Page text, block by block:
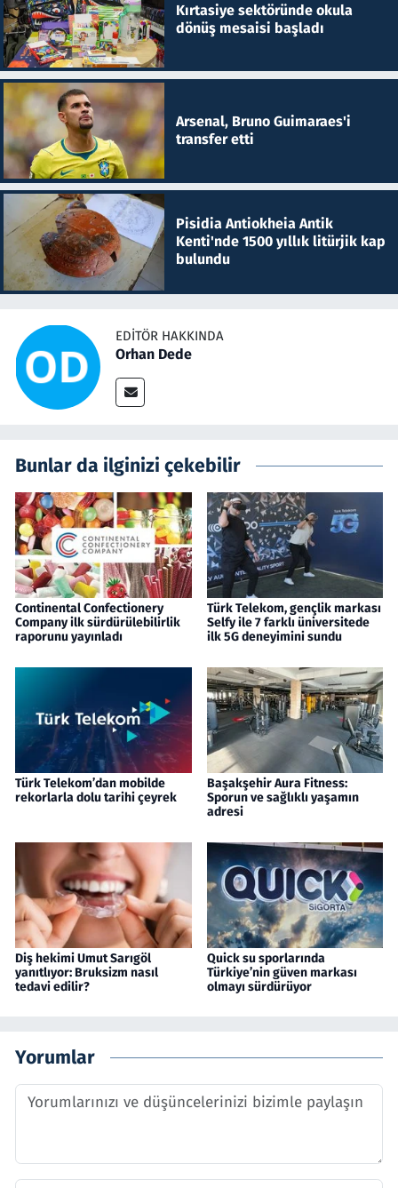
Kırtasiye sektöründe okula
dönüş mesaisi başladı
Arsenal, Bruno Guimaraes'i
transfer etti
Pisidia Antiokheia Antik
Kenti'nde 1500 yıllık litürjik kap
bulundu
EDITÖR HAKKINDA
Orhan Dede
Bunlar da ilginizi çekebilir
Continental Confectionery
Company ilk sürdürülebilirlik
raporunu yayınladı
Türk Telekom, gençlik markası
Selfy ile 7 farklı üniversitede
ilk 5G deneyimini sundu
Türk Telekom’dan mobilde
rekorlarla dolu tarihi çeyrek
Başakşehir Aura Fitness:
Sporun ve sağlıklı yaşamın
adresi
Diş hekimi Umut Sarıgöl
yanıtlıyor: Bruksizm nasıl
tedavi edilir?
Quick su sporlarında
Türkiye’nin güven markası
olmayı sürdürüyor
Yorumlar